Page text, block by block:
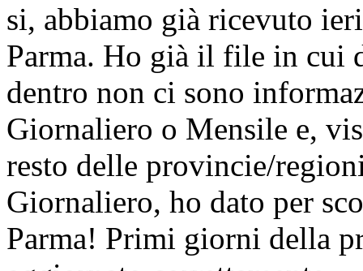
si, abbiamo già ricevuto
Parma. Ho già il file in cui
dentro non ci sono
Giornaliero o Mensile e,
resto delle provincie/
Giornaliero, ho dato per
Parma! Primi giorni della